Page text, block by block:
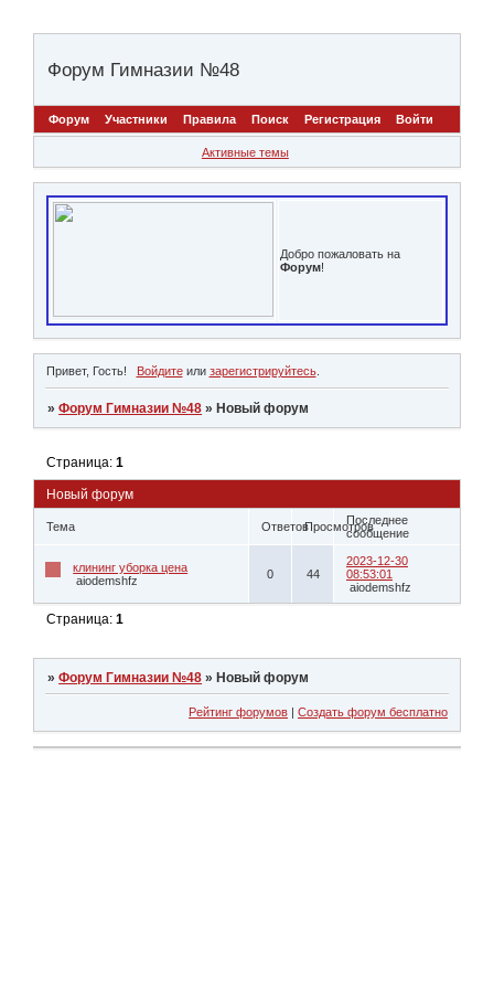
Форум Гимназии №48
Форум Участники Правила Поиск Регистрация Войти
Активные темы
Добро пожаловать на
Форум!
Привет, Гость! Войдитеили зарегистрируйтесь.
»Форум Гимназии №48 » Новый форум
Новый форум
Страница:1
Тема ОтветовПросмотровПоследнее
сообщение
клининг уборка цена
aiodemshfz
0 44
2023-12-30
08:53:01
aiodemshfz
Страница:1
»Форум Гимназии №48 »Новый форум
Рейтинг форумов | Создать форум бесплатно